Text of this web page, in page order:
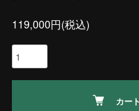
119,000円(税込)
カー